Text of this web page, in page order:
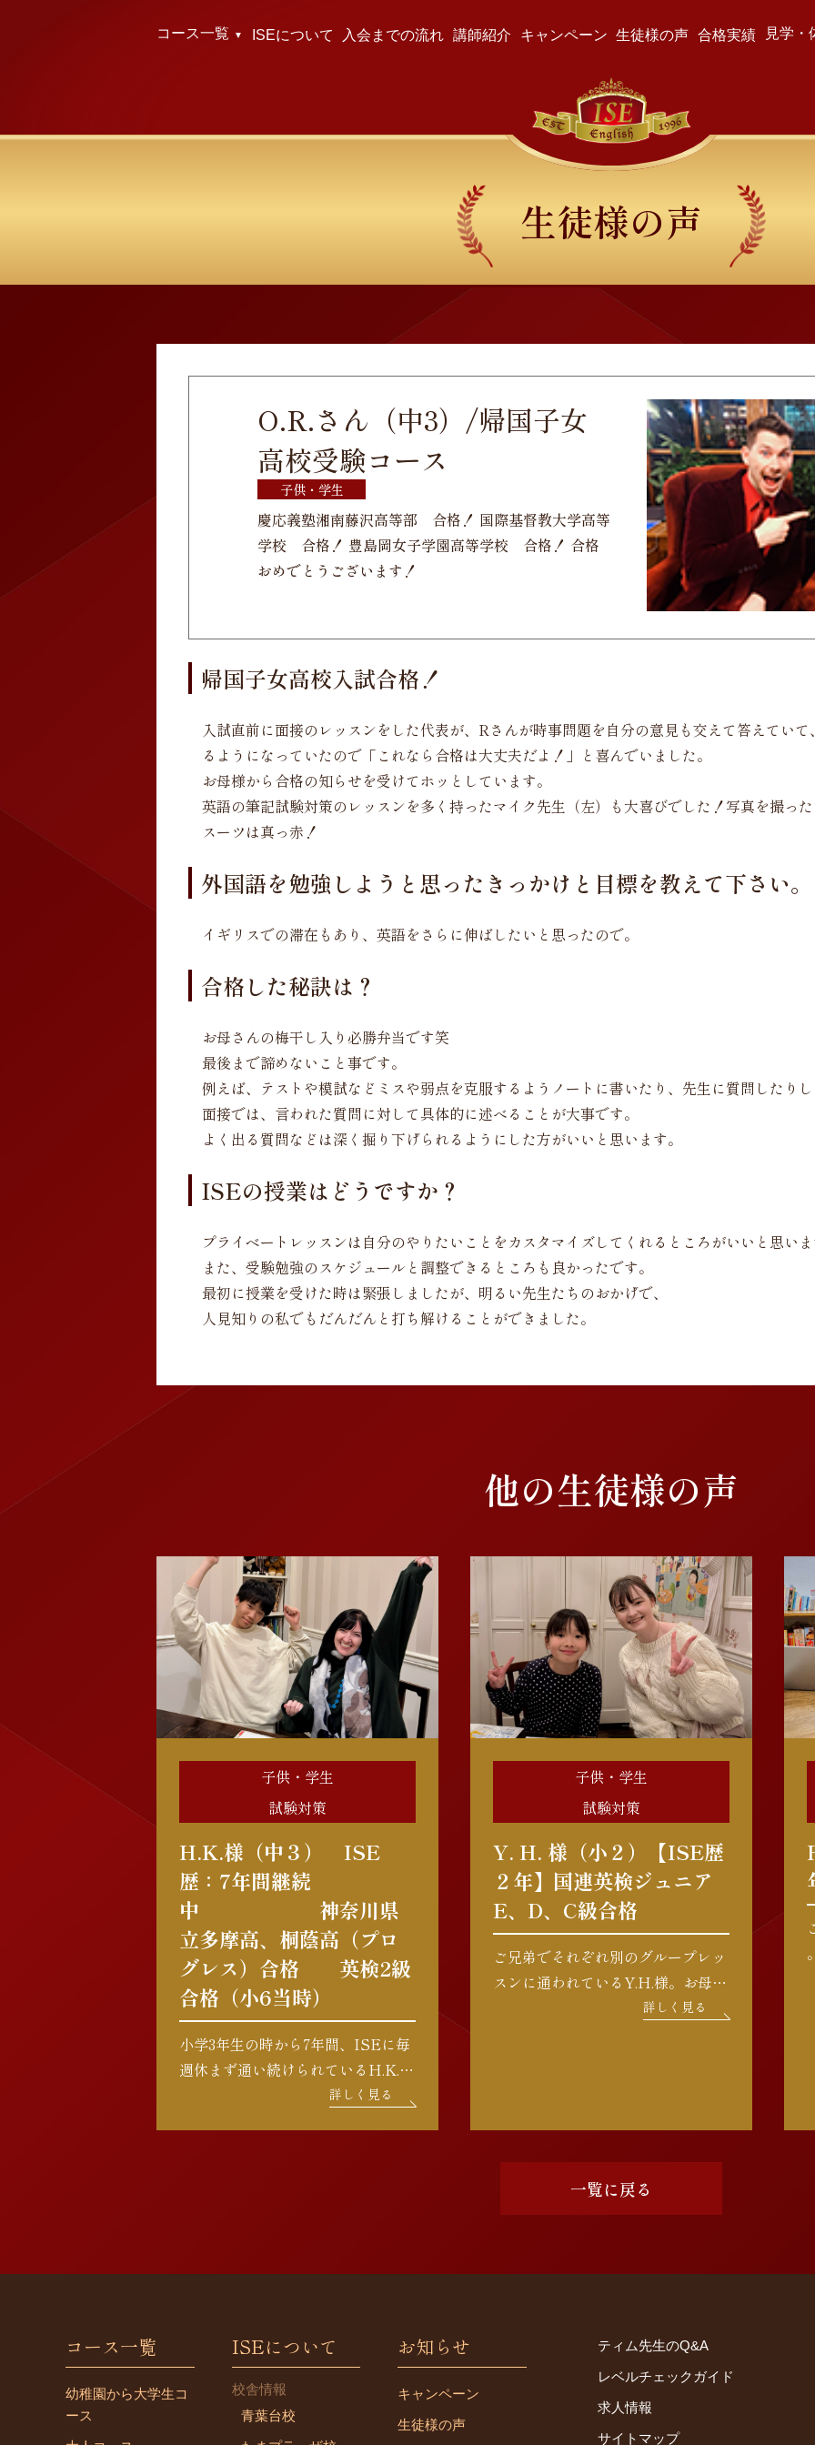
コース一覧 ISEについて 入会までの流れ 講師紹介 キャンペーン 生徒様の声 合格実績 見学・
生徒様の声
O.R.さん（中3）/帰国子女
高校受験コース
子供・学生
慶応義塾湘南藤沢高等部 合格！ 国際基督教大学高等
学校 合格！ 豊島岡女子学園高等学校 合格！ 合格
おめでとうございます！
帰国子女高校入試合格！
入試直前に面接のレッスンをした代表が、Rさんが時事問題を自分の意見も交えて答えてい
るようになっていたので「これなら合格は大丈夫だよ！」と喜んでいました。
お母様から合格の知らせを受けてホッとしています。
英語の筆記試験対策のレッスンを多く持ったマイク先生（左）も大喜びでした！写真を撮っ
スーツは真っ赤！
外国語を勉強しようと思ったきっかけと目標を教えて下さい。
イギリスでの滞在もあり、英語をさらに伸ばしたいと思ったので。
合格した秘訣は？
お母さんの梅干し入り必勝弁当です笑
最後まで諦めないこと事です。
例えば、テストや模試などミスや弱点を克服するようノートに書いたり、先生に質問したり
面接では、言われた質問に対して具体的に述べることが大事です。
よく出る質問などは深く掘り下げられるようにした方がいいと思います。
ISEの授業はどうですか？
プライベートレッスンは自分のやりたいことをカスタマイズしてくれるところがいいと思い
また、受験勉強のスケジュールと調整できるところも良かったです。
最初に授業を受けた時は緊張しましたが、明るい先生たちのおかげで、
人見知りの私でもだんだんと打ち解けることができました。
他の生徒様の声
子供・学生
試験対策
H.K.様（中３） ISE
歴：7年間継続
中 神奈川県
立多摩高、桐蔭高（プロ
グレス）合格 英検2級
合格（小6当時）
小学3年生の時から7年間、ISEに毎
週休まず通い続けられているH.K.
様。最初はグループレッスンからス
詳しく見る
子供・学生
試験対策
Y. H. 様（小２）【ISE歴
２年】国連英検ジュニア
E、D、C級合格
ご兄弟でそれぞれ別のグループレッ
スンに通われているY.H.様。お母様
の温かいサポートのもと、クラスメ
詳しく見る
一覧に戻る
コース一覧
幼稚園から大学生コ
ース
ISEについて
校舎情報
青葉台校
お知らせ
キャンペーン
生徒様の声
ティム先生のQ&A
レベルチェックガイド
求人情報
サイトマップ